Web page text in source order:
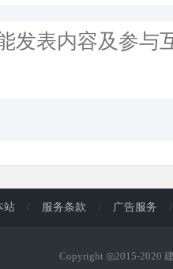
站 / 服务条款 / 广告服务 /
Copyright ◎2015-2020